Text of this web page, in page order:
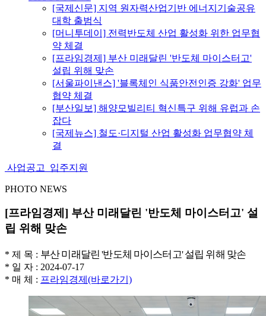
[국제신문] 지역 원자력산업기반 에너지기술공유
대학 출범식
[머니투데이] 전력반도체 산업 활성화 위한 업무협
약 체결
[프라임경제] 부산 미래달린 '반도체 마이스터고'
설립 위해 맞손
[서울파이낸스] '블록체인 식품안전인증 강화' 업무
협약 체결
[부산일보] 해양모빌리티 혁신특구 위해 유럽과 손
잡다
[국제뉴스] 철도·디지털 산업 활성화 업무협약 체
결
사업공고 입주지원
PHOTO NEWS
[프라임경제] 부산 미래달린 '반도체 마이스터고' 설
립 위해 맞손
* 제 목 : 부산 미래달린 '반도체 마이스터고' 설립 위해 맞손
* 일 자 : 2024-07-17
* 매 체 : 프라임경제(바로가기)